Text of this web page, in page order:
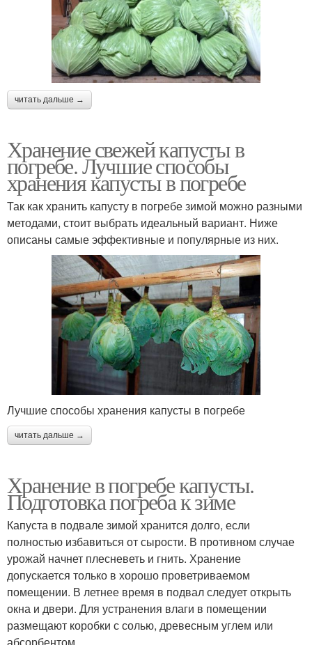
читать дальше →
Хранение свежей капусты в
погребе. Лучшие способы
хранения капусты в погребе
Так как хранить капусту в погребе зимой можно разными
методами, стоит выбрать идеальный вариант. Ниже
описаны самые эффективные и популярные из них.
Лучшие способы хранения капусты в погребе
читать дальше →
Хранение в погребе капусты.
Подготовка погреба к зиме
Капуста в подвале зимой хранится долго, если
полностью избавиться от сырости. В противном случае
урожай начнет плесневеть и гнить. Хранение
допускается только в хорошо проветриваемом
помещении. В летнее время в подвал следует открыть
окна и двери. Для устранения влаги в помещении
размещают коробки с солью, древесным углем или